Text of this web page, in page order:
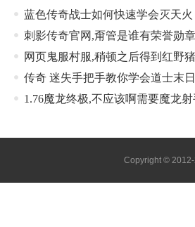
蓝色传奇战士如何快速学会灭天火
刺影传奇官网,甭管是谁有荣誉勋
网页鬼服村服,稍顿之后得到红野
传奇 迷失手把手教你学会道士末
1.76魔龙终极,不应该啊需要魔龙
Copyright ©